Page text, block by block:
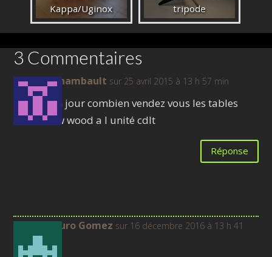
Kappa/Uginox
tripode
3 Commentaires
archambault sur 25 avril 2015 à 13 h 57 min
Bon jour combien vendez vous les tables
bow wood a l unité cdlt
Réponse
Arturo Gomez sur 16 décembre 2016 à 13 h 41
min